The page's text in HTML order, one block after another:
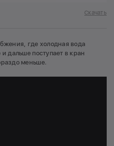
Скачать
где холодная вода
дальше поступает в кран
меньше.